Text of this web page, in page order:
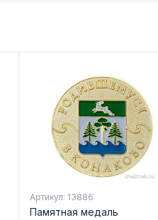
Артикул: 13886
Памятная медаль